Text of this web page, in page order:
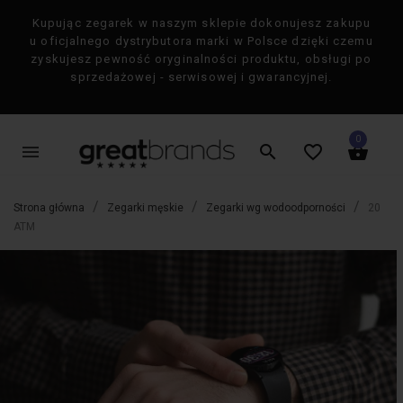
Kupując zegarek w naszym sklepie dokonujesz zakupu
u oficjalnego dystrybutora marki w Polsce dzięki czemu
zyskujesz pewność oryginalności produktu, obsługi po
sprzedażowej - serwisowej i gwarancyjnej.
menu shopping_basket
0
favorite_border
search
×
Strona główna Zegarki męskie Zegarki wg wodoodporności
20
ATM
favorite_border